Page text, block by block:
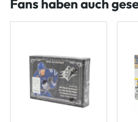
Fans haben auch